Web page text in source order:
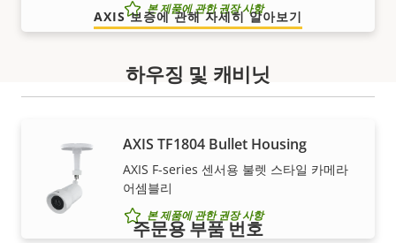
본 제품에 관한 권장 사항
하우징 및 캐비닛
AXIS TF1804 Bullet Housing
AXIS F-series 센서용 불렛 스타일 카메라
어셈블리
본 제품에 관한 권장 사항
AXIS 보증에 관해 자세히 알아보기
부품 번호
주문용 부품 번호